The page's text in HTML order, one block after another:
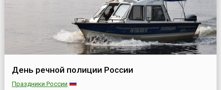
День речной полиции России
Праздники России